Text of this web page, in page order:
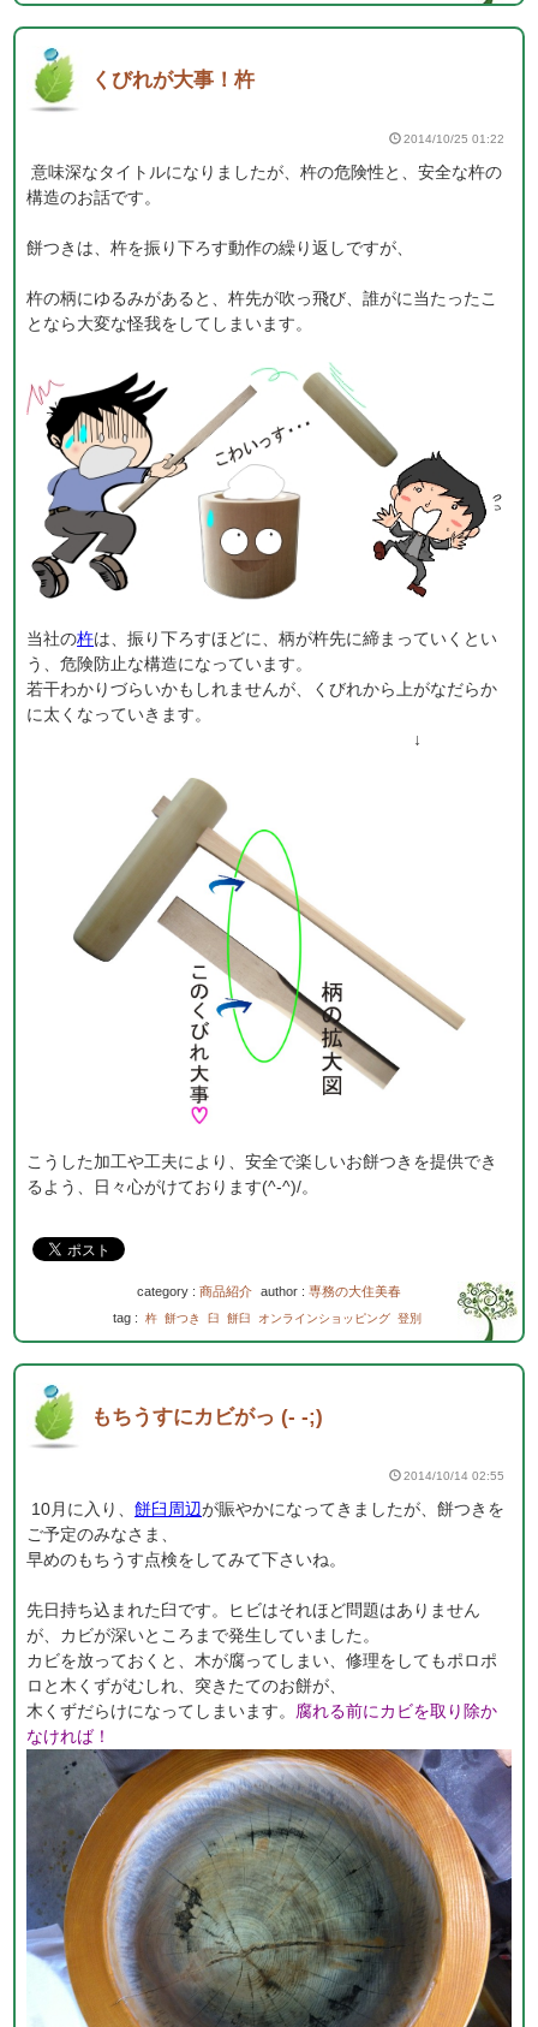
くびれが大事！杵
2014/10/25 01:22
意味深なタイトルになりましたが、杵の危険性と、安全な杵の
構造のお話です。
餅つきは、杵を振り下ろす動作の繰り返しですが、
杵の柄にゆるみがあると、杵先が吹っ飛び、誰がに当たったこ
となら大変な怪我をしてしまいます。
当社の杵は、振り下ろすほどに、柄が杵先に締まっていくとい
う、危険防止な構造になっています。
若干わかりづらいかもしれませんが、くびれから上がなだらか
に太くなっていきます。
↓
こうした加工や工夫により、安全で楽しいお餅つきを提供でき
るよう、日々心がけております(^-^)/。
category : 商品紹介 author :専務の大住美春
tag : 杵 餅つき 臼 餅臼 オンラインショッピング 登別
もちうすにカビがっ (- -;)
2014/10/14 02:55
10月に入り、餅臼周辺が賑やかになってきましたが、餅つきを
ご予定のみなさま、
早めのもちうす点検をしてみて下さいね。
先日持ち込まれた臼です。ヒビはそれほど問題はありません
が、カビが深いところまで発生していました。
カビを放っておくと、木が腐ってしまい、修理をしてもポロポ
ロと木くずがむしれ、突きたてのお餅が、
木くずだらけになってしまいます。 腐れる前にカビを取り除か
なければ！